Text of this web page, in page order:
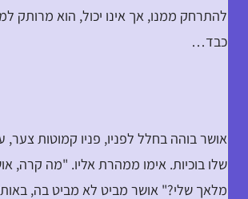
להתרחק ממנו, אך אינו יכול, הוא מרותק
כבד…
אושר בוהה בחלל לפניו, פניו קמוטות צער,
שלו בוכיות. אימו ממהרת אליו. "מה קרה,
מלאך שלי?" אושר מביט לא מביט בה,